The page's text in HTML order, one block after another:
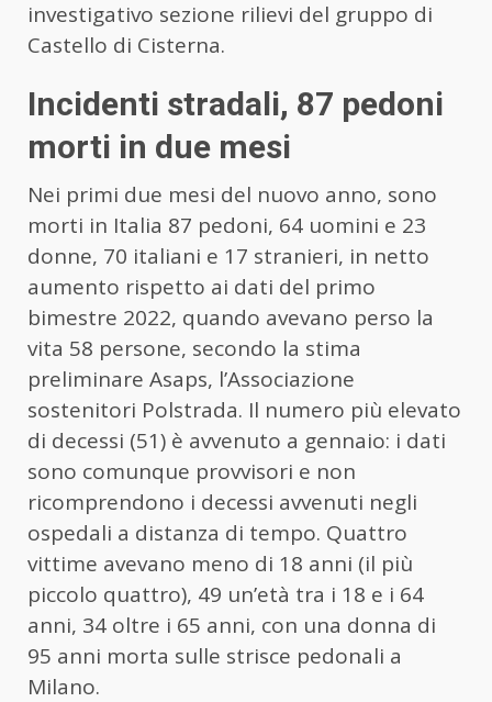
investigativo sezione rilievi del gruppo di
Castello di Cisterna.
Incidenti stradali, 87 pedoni
morti in due mesi
Nei primi due mesi del nuovo anno, sono
morti in Italia 87 pedoni, 64 uomini e 23
donne, 70 italiani e 17 stranieri, in netto
aumento rispetto ai dati del primo
bimestre 2022, quando avevano perso la
vita 58 persone, secondo la stima
preliminare Asaps, l’Associazione
sostenitori Polstrada. Il numero più elevato
di decessi (51) è avvenuto a gennaio: i dati
sono comunque provvisori e non
ricomprendono i decessi avvenuti negli
ospedali a distanza di tempo. Quattro
vittime avevano meno di 18 anni (il più
piccolo quattro), 49 un’età tra i 18 e i 64
anni, 34 oltre i 65 anni, con una donna di
95 anni morta sulle strisce pedonali a
Milano.